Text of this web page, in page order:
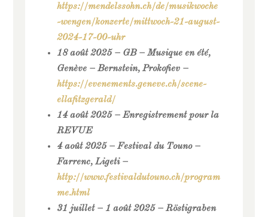
https://mendelssohn.ch/de/musikwoche
-wengen/konzerte/mittwoch-21-august-
2024-17-00-uhr
18 août 2025 – GB – Musique en été,
Genève – Bernstein, Prokofiev –
https://evenements.geneve.ch/scene-
ellafitzgerald/
14 août 2025 – Enregistrement pour la
REVUE
4 août 2025 – Festival du Touno –
Farrenc, Ligeti –
http://www.festivaldutouno.ch/program
me.html
31 juillet – 1 août 2025 – Röstigraben